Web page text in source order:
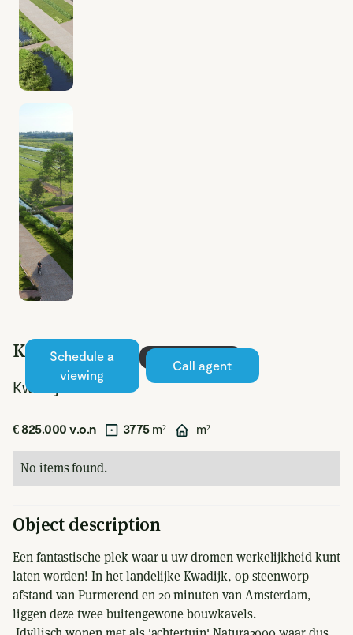
Schedule a
viewing
Call agent
Kwadijk 139 a Sold under reserve
Kwadijk
€ 825.000 v.o.n 3775m² m²
No items found.
Object description
Een fantastische plek waar u uw dromen werkelijkheid kunt
laten worden! In het landelijke Kwadijk, op steenworp
afstand van Purmerend en 20 minuten van Amsterdam,
liggen deze twee buitengewone bouwkavels.